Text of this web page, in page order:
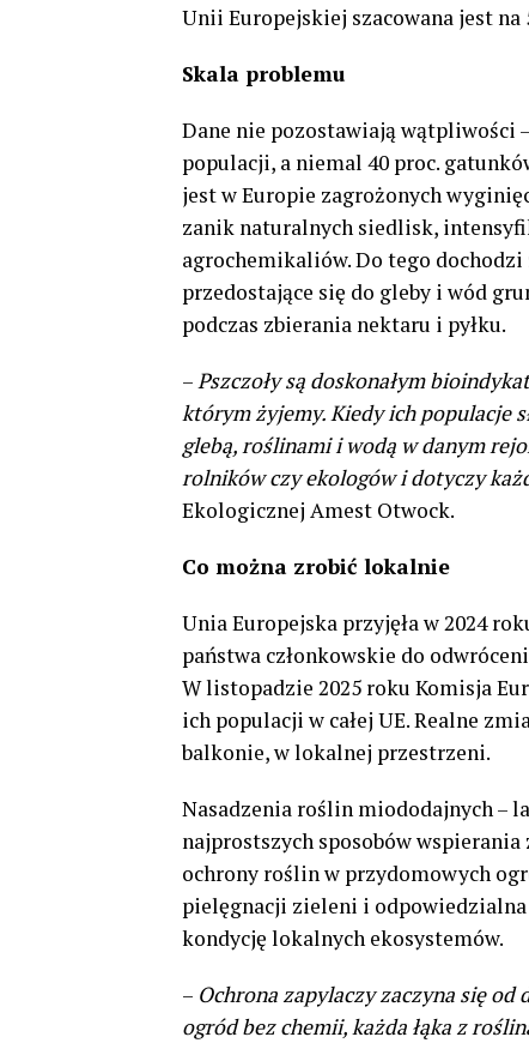
Unii Europejskiej szacowana jest
Skala problemu
Dane nie pozostawiają wątpliwości
populacji, a niemal 40 proc.
jest w Europie zagrożonych
zanik naturalnych siedlisk,
agrochemikaliów. Do tego
przedostające się do gleby i wód
podczas zbierania nektaru i pyłku.
–Pszczoły są doskonałym
którym żyjemy. Kiedy ich populacje
glebą, roślinami i wodą w danym
rolników czy ekologów i dotyczy
Ekologicznej Amest Otwock.
Co można zrobić lokalnie
Unia Europejska przyjęła w 2024
państwa członkowskie do
W listopadzie 2025 roku Komisja
ich populacji w całej UE. Realne
balkonie, w lokalnej przestrzeni.
Nasadzenia roślin miododajnych –
najprostszych sposobów
ochrony roślin w przydomowych
pielęgnacji zieleni i odpowiedzialna
kondycję lokalnych ekosystemów.
– Ochrona zapylaczy zaczyna się
ogród bez chemii, każda łąka z